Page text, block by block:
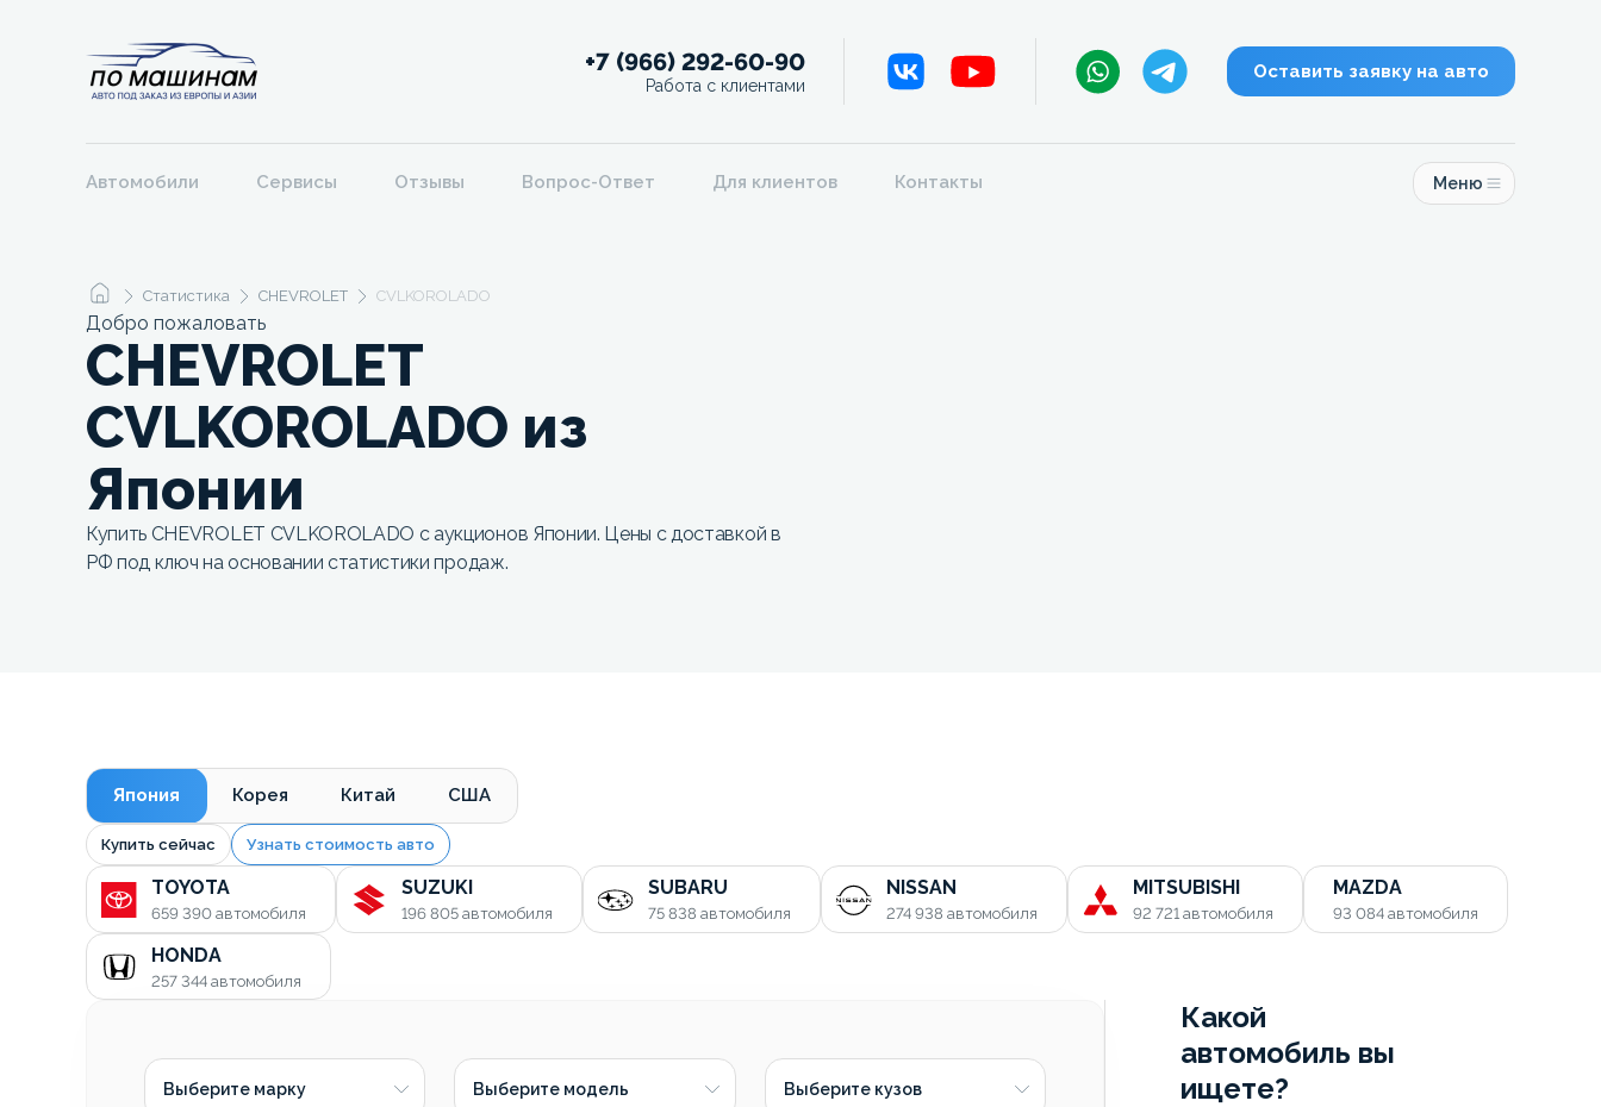
+7 (966) 292-60-90
Работа с клиентами
Оставить заявку на авто
Автомобили Сервисы Отзывы Вопрос-Ответ Для клиентов Контакты Меню
Статистика CHEVROLET CVLKOROLADO
Добро пожаловать
CHEVROLET
CVLKOROLADO из
Японии
Купить CHEVROLET CVLKOROLADO с аукционов Японии. Цены с доставкой в
РФ под ключ на основании статистики продаж.
Япония Корея Китай США
Купить сейчас Узнать стоимость авто
TOYOTA
659 390 автомобиля
SUZUKI
196 805 автомобиля
SUBARU
75 838 автомобиля
NISSAN
274 938 автомобиля
MITSUBISHI
92 721 автомобиля
MAZDA
93 084 автомобиля
HONDA
257 344 автомобиля
Выберите марку Выберите модель Выберите кузов
Какой
автомобиль вы
ищете?